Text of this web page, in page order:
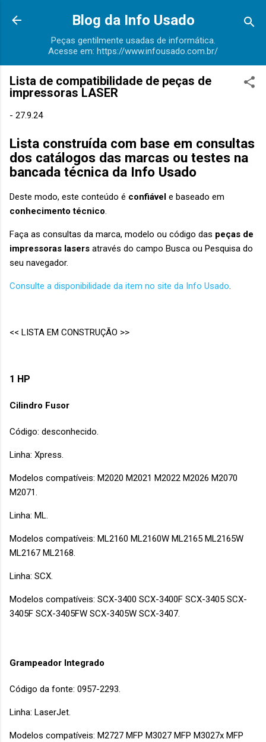
Pular para o conteúdo principal
Blog da Info Usado
Peças gentilmente usadas de informática.
Acesse em: https://www.infousado.com.br/
Lista de compatibilidade de peças de
impressoras LASER
- 27.9.24
Lista construída com base em consultas
dos catálogos das marcas ou testes na
bancada técnica da Info Usado
Deste modo, este conteúdo é confiável e baseado em
conhecimento técnico.
Faça as consultas da marca, modelo ou código das peças de
impressoras lasers através do campo Busca ou Pesquisa do
seu navegador.
Consulte a disponibilidade da item no site da Info Usado.
<< LISTA EM CONSTRUÇÃO >>
1 HP
Cilindro Fusor
Código: desconhecido.
Linha: Xpress.
Modelos compatíveis: M2020 M2021 M2022 M2026 M2070
M2071.
Linha: ML.
Modelos compatíveis: ML2160 ML2160W ML2165 ML2165W
ML2167 ML2168.
Linha: SCX.
Modelos compatíveis: SCX-3400 SCX-3400F SCX-3405 SCX-
3405F SCX-3405FW SCX-3405W SCX-3407.
Grampeador Integrado
Código da fonte: 0957-2293.
Linha: LaserJet.
Modelos compatíveis: M2727 MFP M3027 MFP M3027x MFP